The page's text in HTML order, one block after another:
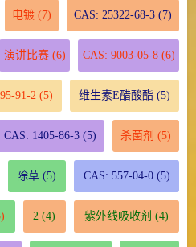
电镀 (7) CAS: 25322-68-3 (7)
演讲比赛(6) CAS: 9003-05-8(6)
91-2 (5) 维生素E醋酸酯 (5)
CAS: 1405-86-3(5) 杀菌剂 (5)
除草 (5) CAS: 557-04-0(5)
2 (4) 紫外线吸收剂 (4)